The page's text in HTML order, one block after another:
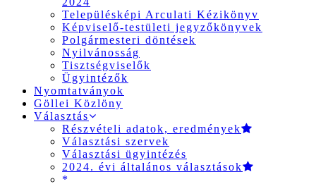
Településképi Arculati Kézikönyv
Képviselő-testületi jegyzőkönyvek
Polgármesteri döntések
Nyilvánosság
Tisztségviselők
Ügyintézők
Nyomtatványok
Göllei Közlöny
Választás
Részvételi adatok, eredmények
Választási szervek
Választási ügyintézés
2024. évi általános választások
*